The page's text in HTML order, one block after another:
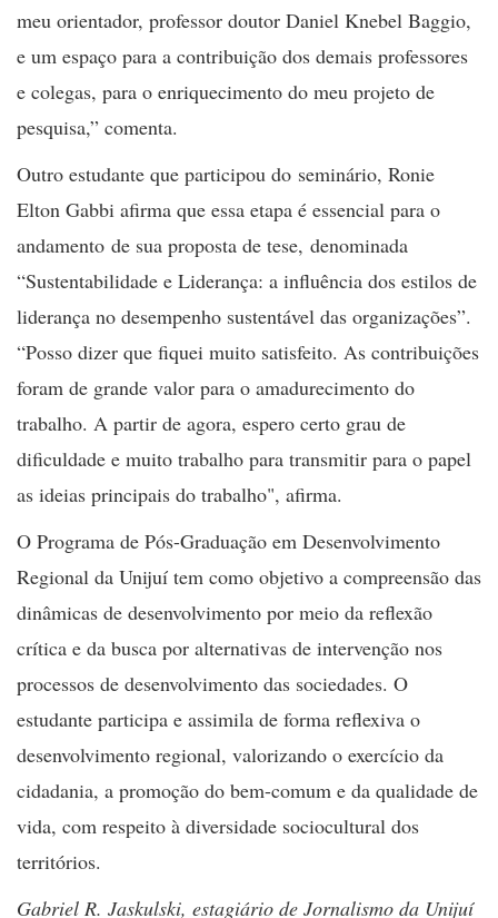
meu orientador, professor doutor Daniel Knebel Baggio,
e um espaço para a contribuição dos demais professores
e colegas, para o enriquecimento do meu projeto de
pesquisa,” comenta.
Outro estudante que participou do seminário, Ronie
Elton Gabbi afirma que essa etapa é essencial para o
andamento de sua proposta de tese, denominada
“Sustentabilidade e Liderança: a influência dos estilos de
liderança no desempenho sustentável das organizações”.
“Posso dizer que fiquei muito satisfeito. As contribuições
foram de grande valor para o amadurecimento do
trabalho. A partir de agora, espero certo grau de
dificuldade e muito trabalho para transmitir para o papel
as ideias principais do trabalho", afirma.
O Programa de Pós-Graduação em Desenvolvimento
Regional da Unijuí tem como objetivo a compreensão das
dinâmicas de desenvolvimento por meio da reflexão
crítica e da busca por alternativas de intervenção nos
processos de desenvolvimento das sociedades. O
estudante participa e assimila de forma reflexiva o
desenvolvimento regional, valorizando o exercício da
cidadania, a promoção do bem-comum e da qualidade de
vida, com respeito à diversidade sociocultural dos
territórios.
Gabriel R. Jaskulski, estagiário de Jornalismo da Unijuí